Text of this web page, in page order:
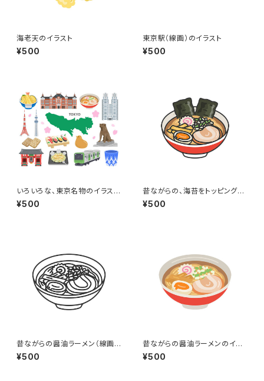
海老天のイラスト
¥500
東京駅（線画）のイラスト
¥500
いろいろな、東京名物のイラスト
セット
¥500
昔ながらの、海苔をトッピングし
た醤油ラーメン（線画カラー）の
イラスト
¥500
昔ながらの醤油ラーメン（線画）
のイラスト
¥500
昔ながらの醤油ラーメンのイラ
スト
¥500